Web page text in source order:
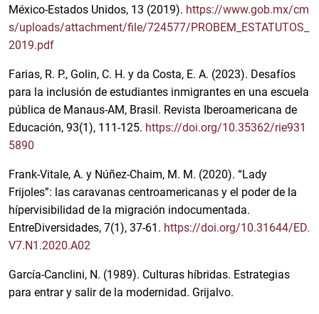
México-Estados Unidos, 13 (2019). https://www.gob.mx/cm
s/uploads/attachment/file/724577/PROBEM_ESTATUTOS_
2019.pdf
Farias, R. P., Golin, C. H. y da Costa, E. A. (2023). Desafíos
para la inclusión de estudiantes inmigrantes en una escuela
pública de Manaus-AM, Brasil. Revista Iberoamericana de
Educación, 93(1), 111-125. https://doi.org/10.35362/rie931
5890
Frank-Vitale, A. y Núñez-Chaim, M. M. (2020). “Lady
Frijoles”: las caravanas centroamericanas y el poder de la
hípervisibilidad de la migración indocumentada.
EntreDiversidades, 7(1), 37-61. https://doi.org/10.31644/ED.
V7.N1.2020.A02
García-Canclini, N. (1989). Culturas híbridas. Estrategias
para entrar y salir de la modernidad. Grijalvo.